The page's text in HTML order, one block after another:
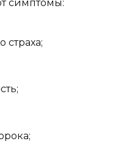
симптомы:
страха;